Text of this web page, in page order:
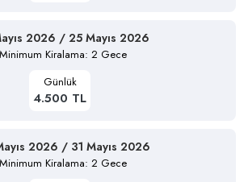
2026 / 25 Mayıs 2026
Minimum Kiralama: 2 Gece
Günlük
4.500 TL
2026 / 31 Mayıs 2026
Minimum Kiralama: 2 Gece